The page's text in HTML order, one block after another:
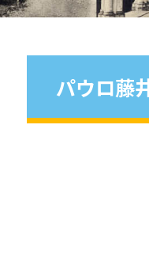
パウロ藤